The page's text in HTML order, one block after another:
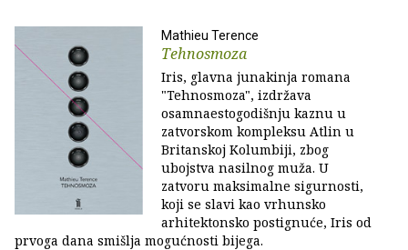
Mathieu Terence
Tehnosmoza
Iris, glavna junakinja romana
"Tehnosmoza", izdržava
osamnaestogodišnju kaznu u
zatvorskom kompleksu Atlin u
Britanskoj Kolumbiji, zbog
ubojstva nasilnog muža. U
zatvoru maksimalne sigurnosti,
koji se slavi kao vrhunsko
arhitektonsko postignuće, Iris od
prvoga dana smišlja mogućnosti bijega.